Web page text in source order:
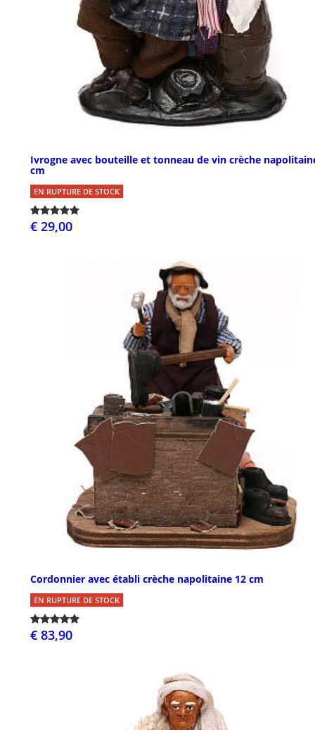
Ivrogne avec bouteille et tonneau de vin crèche
cm
EN RUPTURE DE STOCK
€ 29,00
Cordonnier avec établi crèche napolitaine 12 cm
EN RUPTURE DE STOCK
€ 83,90